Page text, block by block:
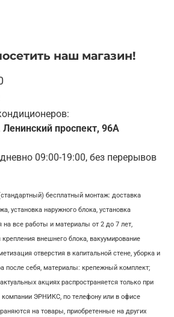
наш магазин!
проспект, 96А
09:00-19:00, без перерывов
бесплатный монтаж: доставка
установка наружного блока, установка
на все работы и материалы от 2 до 7 лет,
внешнего блока, вакуумирование
отверстия в капитальной стене, уборка и
после себя, материалы: крепежный комплект;
акциях распространяется только при
компании ЭРНИКС, по телефону или в офисе
на товары, приобретенные на других